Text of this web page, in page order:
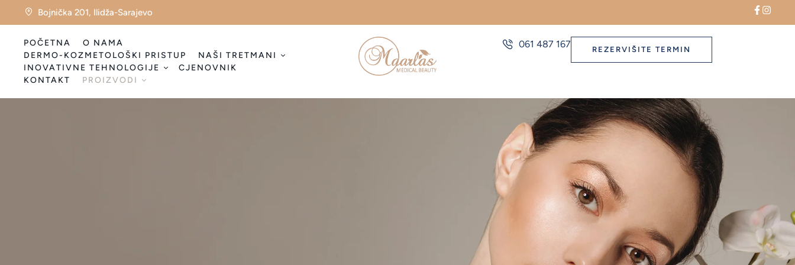
Bojnička 201, Ilidža-Sarajevo
POČETNA
O NAMA
DERMO-KOZMETOLOŠKI PRISTUP
NAŠI TRETMANI
INOVATIVNE TEHNOLOGIJE
CJENOVNIK
KONTAKT
PROIZVODI
061 487 167 REZERVIŠITE TERMIN